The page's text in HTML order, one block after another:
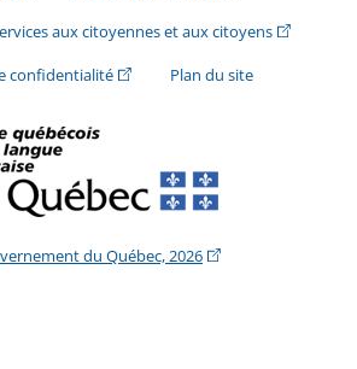
aux citoyennes et aux citoyens(Cet
confidentialité(Cet hyperlien externe s'ouvrira
Plan du site
du Québec, 2026(Cet hyperlien